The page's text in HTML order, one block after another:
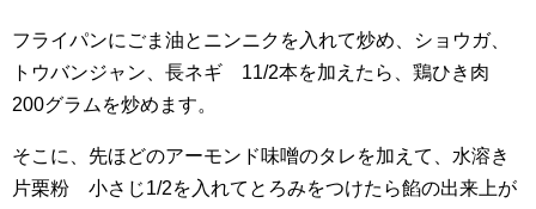
フライパンにごま油とニンニクを入れて炒め、ショウガ、
トウバンジャン、長ネギ 11/2本を加えたら、鶏ひき肉
200グラムを炒めます。
そこに、先ほどのアーモンド味噌のタレを加えて、水溶き
片栗粉 小さじ1/2を入れてとろみをつけたら餡の出来上が